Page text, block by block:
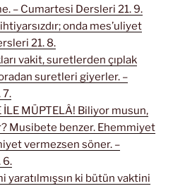
– Cumartesi Dersleri 21. 9.
onda mes’uliyet
21. 8.
vakit, suretlerden çıplak
suretleri giyerler. –
7.
İLE MÜPTELÂ! Biliyor musun,
Musibete benzer. Ehemmiyet
vermezsen söner. –
6.
yaratılmışsın ki bütün vaktini